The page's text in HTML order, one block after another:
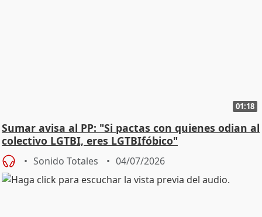
01:18
Sumar avisa al PP: "Si pactas con quienes odian al
colectivo LGTBI, eres LGTBIfóbico"
Sonido Totales 04/07/2026